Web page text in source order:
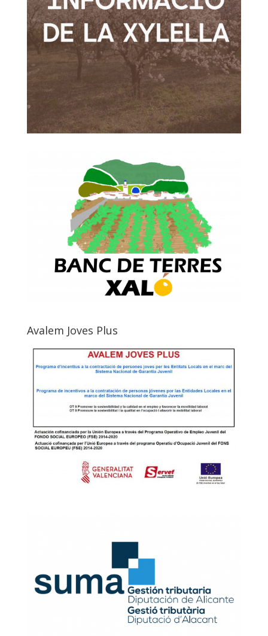
Avalem Joves Plus